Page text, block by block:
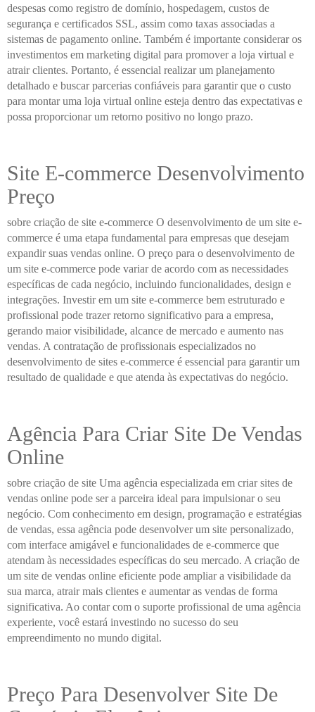
despesas como registro de domínio, hospedagem, custos de
segurança e certificados SSL, assim como taxas associadas a
sistemas de pagamento online. Também é importante considerar os
investimentos em marketing digital para promover a loja virtual e
atrair clientes. Portanto, é essencial realizar um planejamento
detalhado e buscar parcerias confiáveis para garantir que o custo
para montar uma loja virtual online esteja dentro das expectativas e
possa proporcionar um retorno positivo no longo prazo.
Site E-commerce Desenvolvimento
Preço
sobre criação de site e-commerce O desenvolvimento de um site e-
commerce é uma etapa fundamental para empresas que desejam
expandir suas vendas online. O preço para o desenvolvimento de
um site e-commerce pode variar de acordo com as necessidades
específicas de cada negócio, incluindo funcionalidades, design e
integrações. Investir em um site e-commerce bem estruturado e
profissional pode trazer retorno significativo para a empresa,
gerando maior visibilidade, alcance de mercado e aumento nas
vendas. A contratação de profissionais especializados no
desenvolvimento de sites e-commerce é essencial para garantir um
resultado de qualidade e que atenda às expectativas do negócio.
Agência Para Criar Site De Vendas
Online
sobre criação de site Uma agência especializada em criar sites de
vendas online pode ser a parceira ideal para impulsionar o seu
negócio. Com conhecimento em design, programação e estratégias
de vendas, essa agência pode desenvolver um site personalizado,
com interface amigável e funcionalidades de e-commerce que
atendam às necessidades específicas do seu mercado. A criação de
um site de vendas online eficiente pode ampliar a visibilidade da
sua marca, atrair mais clientes e aumentar as vendas de forma
significativa. Ao contar com o suporte profissional de uma agência
experiente, você estará investindo no sucesso do seu
empreendimento no mundo digital.
Preço Para Desenvolver Site De